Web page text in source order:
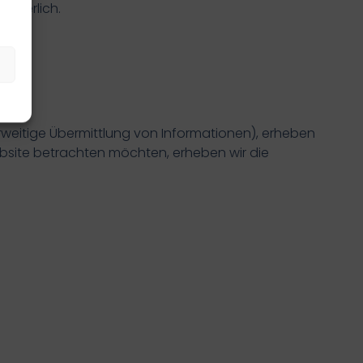
Übermittlung von Informationen), erheben
betrachten möchten, erheben wir die